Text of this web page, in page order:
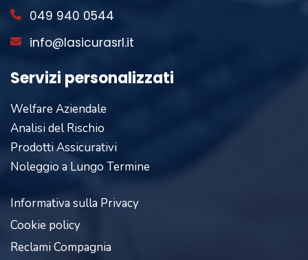
049 940 0544
info@lasicurasrl.it
Servizi personalizzati
Welfare Aziendale
Analisi del Rischio
Prodotti Assicurativi
Noleggio a Lungo Termine
Informativa sulla Privacy
Cookie policy
Reclami Compagnia